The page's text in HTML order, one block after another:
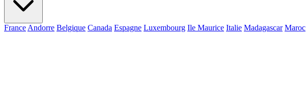
France Andorre Belgique Canada Espagne Luxembourg Ile Maurice Italie Madagascar Maroc